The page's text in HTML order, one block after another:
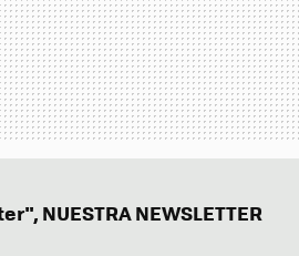
NUESTRA NEWSLETTER